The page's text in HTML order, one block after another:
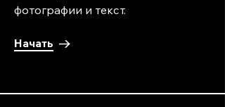
фотографии и текст.
Начать